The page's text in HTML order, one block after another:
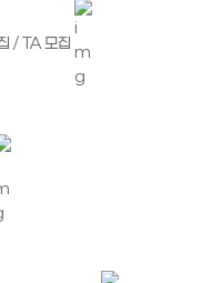
/ TA 모집